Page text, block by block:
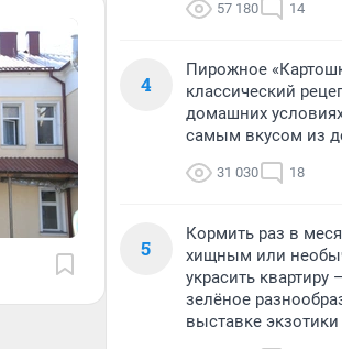
57 180 14
4
Пирожное
классический
домашних
самым вкусом из
31 030 18
5
Кормить раз в
хищным или
украсить квартиру
зелёное
выставке экзотики